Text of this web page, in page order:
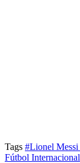
Tags #Lionel Messi
Fútbol Internacional